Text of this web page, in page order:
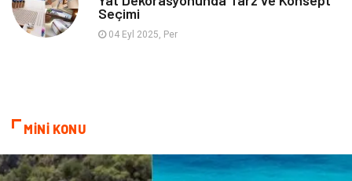
Hediyelik Eşya
Basın Yayın
Telekomünikasyon Markalar
Seçimi
04 Eyl 2025, Per
MİNİ KONU